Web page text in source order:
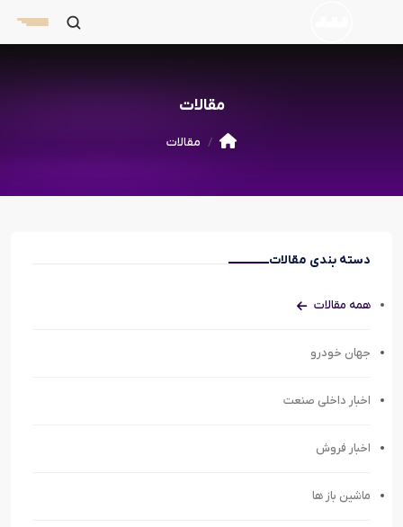
مقالات
مقالات
دسته بندی مقالات
همه مقالات
جهان خودرو
اخبار داخلی صنعت
اخبار فروش
ماشین باز ها